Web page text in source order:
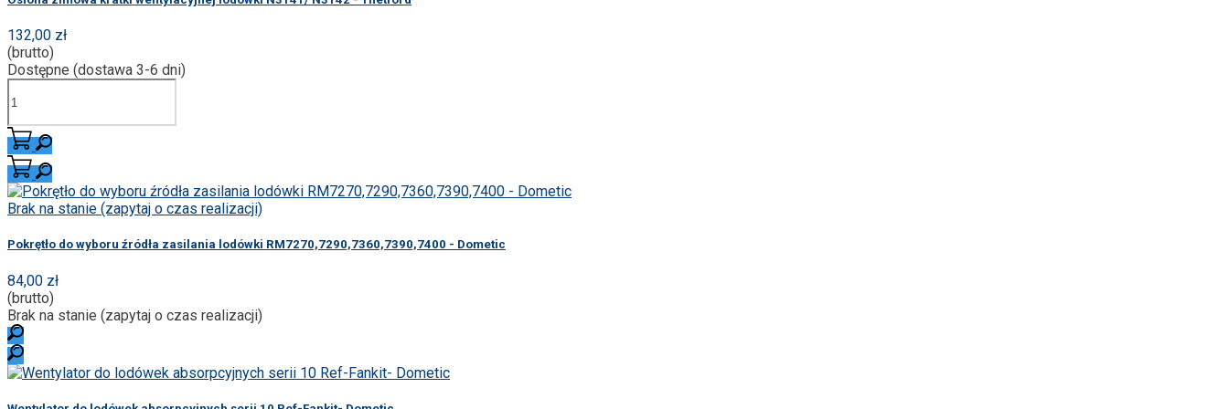
132,00 zł
(brutto)
Dostępne (dostawa 3-6 dni)
Brak na stanie (zapytaj o czas realizacji)
Pokrętło do wyboru źródła zasilania lodówki RM7270,7290,7360,7390,7400 - Dometic
84,00 zł
(brutto)
Brak na stanie (zapytaj o czas realizacji)